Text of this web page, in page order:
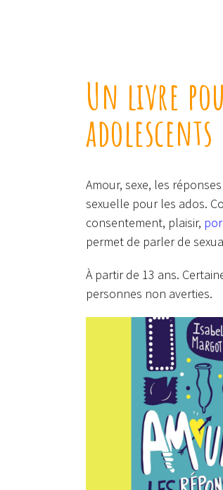
Un livre
adolescents
Amour, sexe, les
sexuelle pour les ados.
consentement, plaisir,
permet de parler de
À partir de 13 ans.
personnes non averties.